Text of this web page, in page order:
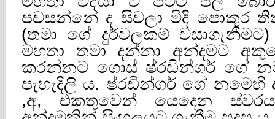
පවසන්නේ ද සිවලා මිදි පොකුර
(තමා ගේ දුර්වලකම්
මහතා තමා දන්නා අන්දමට
කරන්නට ගොස්‌ ෂ්රඩින්ගර් ගේ
පැහැදිලි ය. ෂ්රඩින්ගර් ගේ
,අ, එකතුවෙන් යෙදෙන